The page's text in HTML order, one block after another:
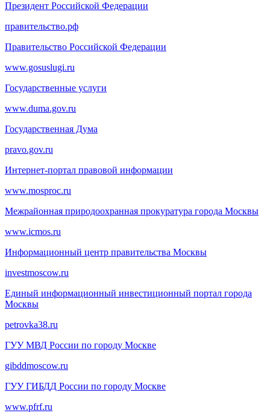
Президент Российской Федерации
правительство.рф
Правительство Российской Федерации
www.gosuslugi.ru
Государственные услуги
www.duma.gov.ru
Государственная Дума
pravo.gov.ru
Интернет-портал правовой информации
www.mosproc.ru
Межрайонная природоохранная прокуратура города Москвы
www.icmos.ru
Информационный центр правительства Москвы
investmoscow.ru
Единый информационный инвестиционный портал города
Москвы
petrovka38.ru
ГУУ МВД России по городу Москве
gibddmoscow.ru
ГУУ ГИБДД России по городу Москве
www.pfrf.ru